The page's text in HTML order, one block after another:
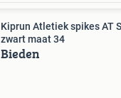
Kiprun Atletiek spikes AT
zwart maat 34
Bieden